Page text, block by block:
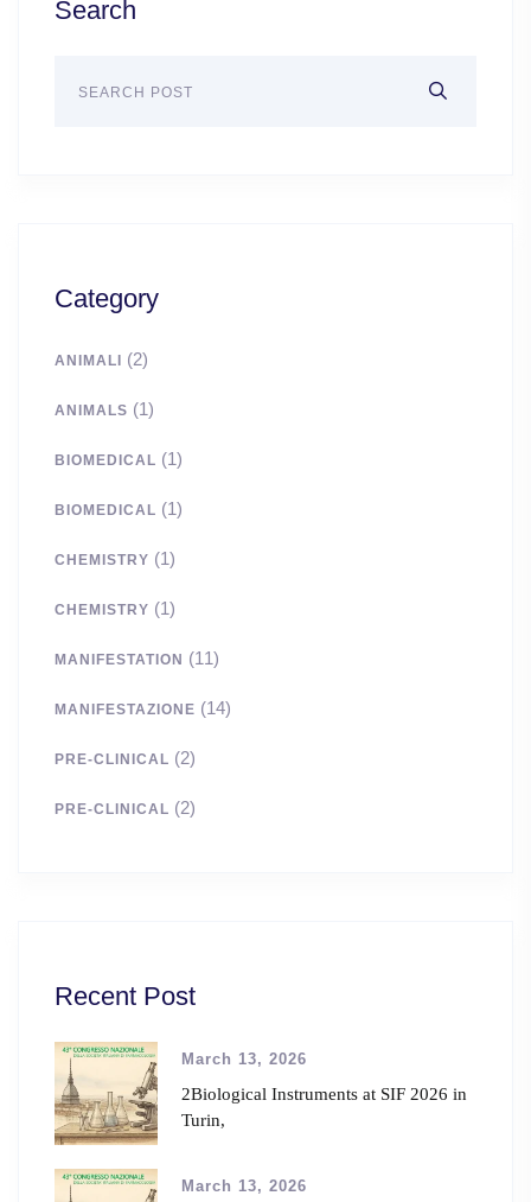
Search
Category
ANIMALI (2)
ANIMALS (1)
BIOMEDICAL (1)
BIOMEDICAL (1)
CHEMISTRY (1)
CHEMISTRY (1)
MANIFESTATION (11)
MANIFESTAZIONE (14)
PRE-CLINICAL (2)
PRE-CLINICAL (2)
Recent Post
March 13, 2026
2Biological Instruments at SIF 2026 in
Turin,
March 13, 2026